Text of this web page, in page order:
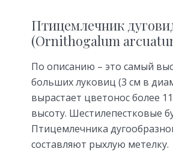
Птицемлечник
(Ornithogalum
По описанию – это самый
больших луковиц (3 см в
вырастает цветонос более
высоту. Шестилепестковые
Птицемлечника
составляют рыхлую метелку.